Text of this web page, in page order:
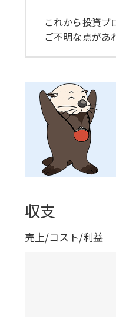
これから投資ブ
ご不明な点があ
収支
売上/コスト/利益